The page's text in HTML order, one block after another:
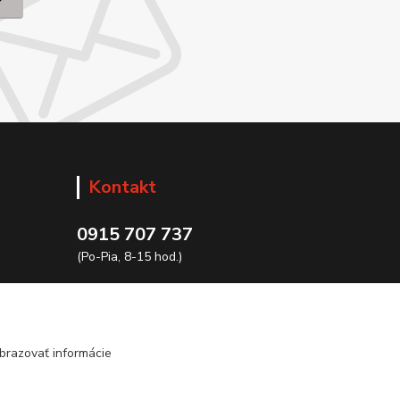
Kontakt
0915 707 737
(Po-Pia, 8-15 hod.)
informácie